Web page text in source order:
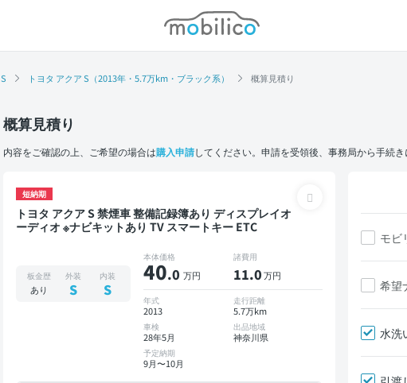
モビリコ
S トヨタ アクア S（2013年・5.7万km・ブラック系） 概算見積り
概算見積り
内容をご確認の上、ご希望の場合は購入申請してください。申請を受領後、事務局から手続き
短納期
トヨタ アクア S 禁煙車 整備記録簿あり ディスプレイオ
ーディオ ※ナビキットあり TV スマートキー ETC
板金歴
あり
外装
S
内装
S
本体価格
40.0 万円
諸費用
11.0万円
年式
2013
走行距離
5.7万km
車検
28年5月
出品地域
神奈川県
予定納期
9月〜10月
モビ
希望
水洗